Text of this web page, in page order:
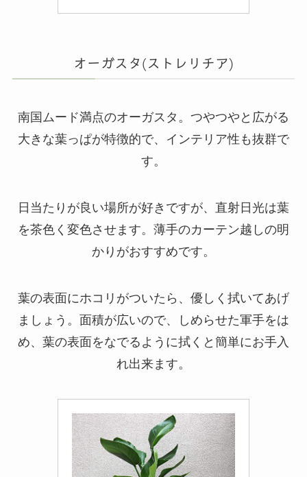
オーガスタ(ストレリチア)
南国ムード満点のオーガスタ。つやつやと広がる
大きな葉っぱが特徴的で、インテリア性も抜群で
す。
日当たりが良い場所が好きですが、直射日光は葉
を茶色く変色させます。薄手のカーテン越しの明
かりがおすすめです。
葉の表面にホコリがついたら、優しく拭いてあげ
ましょう。面積が広いので、しめらせた軍手をは
め、葉の表面をなでるように拭くと簡単にお手入
れ出来ます。